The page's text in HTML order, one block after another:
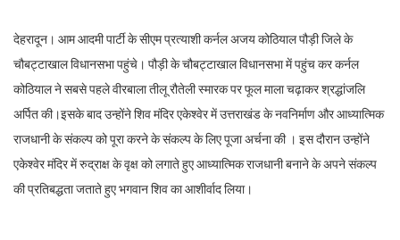
देहरादून। आम आदमी पार्टी के सीएम प्रत्याशी कर्नल अजय कोठियाल पौड़ी जिले के
चौबट्टाखाल विधानसभा पहुंचे। पौड़ी के चौबट्टाखाल विधानसभा में पहुंच कर कर्नल
कोठियाल ने सबसे पहले वीरबाला तीलू रौतेली स्मारक पर फूल माला चढ़ाकर श्रद्धांजलि
अर्पित की।इसके बाद उन्होंने शिव मंदिर एकेश्वेर में उत्तराखंड के नवनिर्माण और आध्यात्मिक
राजधानी के संकल्प को पूरा करने के संकल्प के लिए पूजा अर्चना की । इस दौरान उन्होंने
एकेश्वेर मंदिर में रुद्राक्ष के वृक्ष को लगाते हुए आध्यात्मिक राजधानी बनाने के अपने संकल्प
की प्रतिबद्धता जताते हुए भगवान शिव का आशीर्वाद लिया।